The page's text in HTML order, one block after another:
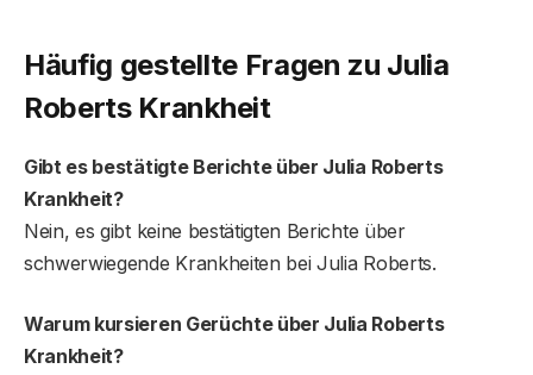
Häufig gestellte Fragen zu Julia
Roberts Krankheit
Gibt es bestätigte Berichte über Julia Roberts
Krankheit?
Nein, es gibt keine bestätigten Berichte über
schwerwiegende Krankheiten bei Julia Roberts.
Warum kursieren Gerüchte über Julia Roberts
Krankheit?